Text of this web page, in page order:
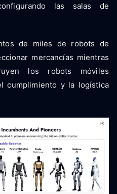
las salas de
de miles de robots de
mercancías mientras
los robots móviles
cumplimiento y la logística